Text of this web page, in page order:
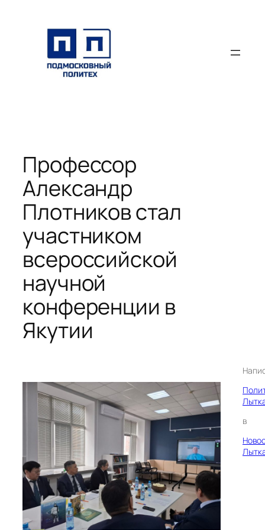
содержимому
Профессор
Александр
Плотников стал
участником
всероссийской
научной
конференции в
Якутии
в